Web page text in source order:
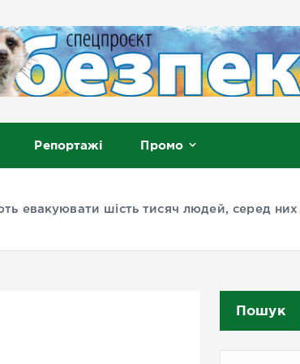
Репортажі Промо
евакуювати шість тисяч людей, серед них
Пошук